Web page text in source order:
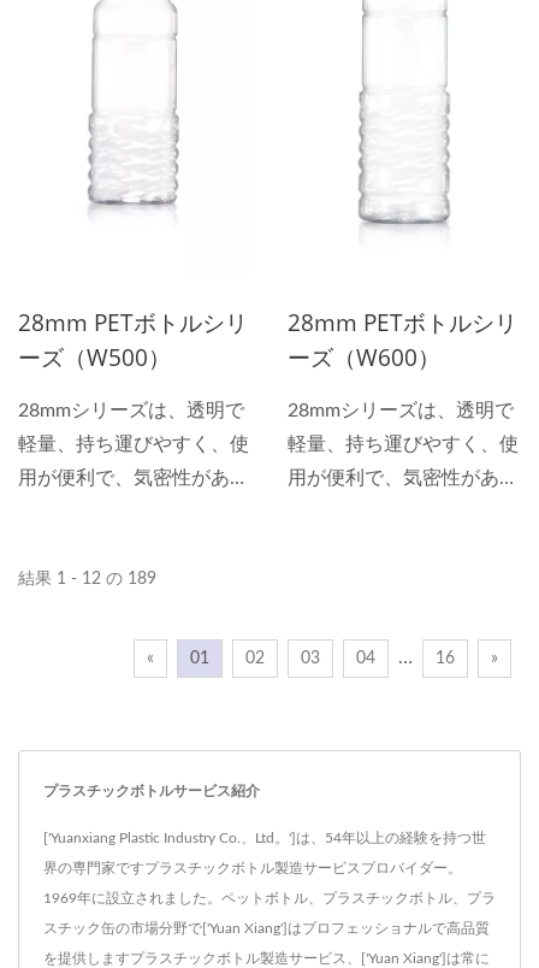
がしばしば最初の選択とな
ります。 28mmシリーズ製
飲料ボトルと呼ばれ、透明
な特性により消費者は内容
物をより理解しやすくなり
ます。 飲料ボトルは、炭
容物を盛るために多く使用
されます。
がしばしば最初の選択とな
飲料ボトルと呼ばれ、透明
な特性により消費者は内容
物をより理解しやすくなり
ます。 飲料ボトルは、炭
容物を盛るために多く使用
されます。
28mm PETボトルシリ
ーズ（W500）
28mmシリーズは、透明で
軽量、持ち運びやすく、使
用が便利で、気密性があ
透明の包装材料を選ぶ際に
包装材料があっても、PET
がしばしば最初の選択とな
品は、ペットボトルまたは
飲料ボトルと呼ばれ、透明
物をより理解しやすくなり
酸飲料、茶、果汁、包装飲
用水、酒などの液体類の内
28mm PETボトルシリ
ーズ（W600）
28mmシリーズは、透明で
軽量、持ち運びやすく、使
用が便利で、気密性があ
包装材料があっても、PET
がしばしば最初の選択とな
品は、ペットボトルまたは
物をより理解しやすくなり
酸飲料、茶、果汁、包装飲
用水、酒などの液体類の内
結果 1 - 12 の 189
« 01 02 03 04 … 16 »
プラスチックボトルサービス紹介
['Yuanxiang Plastic Industry Co.、Ltd。']は、54年以上の経験を持つ世
界の専門家ですプラスチックボトル製造サービスプロバイダー。
1969年に設立されました。ペットボトル、プラスチックボトル、プラ
スチック缶の市場分野で['Yuan Xiang']はプロフェッショナルで高品質
を提供しますプラスチックボトル製造サービス、['Yuan Xiang']は常に